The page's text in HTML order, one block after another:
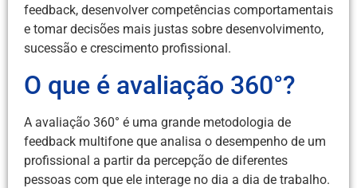
feedback, desenvolver competências comportamentais
e tomar decisões mais justas sobre desenvolvimento,
sucessão e crescimento profissional.
O que é avaliação 360°?
A avaliação 360° é uma grande metodologia de
feedback multifone que analisa o desempenho de um
profissional a partir da percepção de diferentes
pessoas com que ele interage no dia a dia de trabalho.